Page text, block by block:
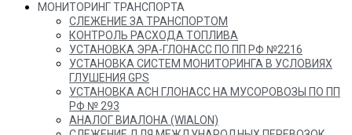
МОНИТОРИНГ ТРАНСПОРТА
СЛЕЖЕНИЕ ЗА ТРАНСПОРТОМ
КОНТРОЛЬ РАСХОДА ТОПЛИВА
УСТАНОВКА ЭРА-ГЛОНАСС ПО ПП РФ №2216
УСТАНОВКА СИСТЕМ МОНИТОРИНГА В УСЛОВИЯХ
ГЛУШЕНИЯ GPS
УСТАНОВКА АСН ГЛОНАСС НА МУСОРОВОЗЫ ПО ПП
РФ № 293
АНАЛОГ ВИАЛОНА (WIALON)